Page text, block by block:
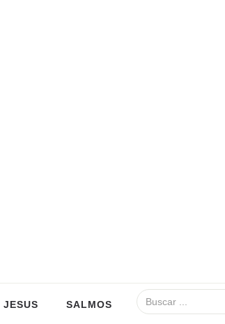
JESUS SALMOS